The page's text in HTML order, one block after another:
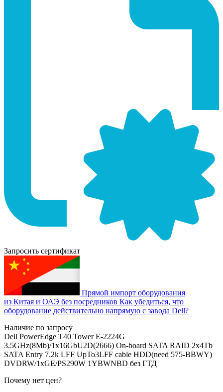
Запросить сертификат
Прямой импорт оборудования
из Китая и ОАЭ без посредников Как убедиться, что
оборудование действительно напрямую с завода Dell?
Наличие по запросу
Dell PowerEdge T40 Tower E-2224G
3.5GHz(8Mb)/1x16GbU2D(2666) On-board SATA RAID 2x4Tb
SATA Entry 7.2k LFF UpTo3LFF cable HDD(need 575-BBWY)
DVDRW/1xGE/PS290W 1YBWNBD без ГТД
Почему нет цен?